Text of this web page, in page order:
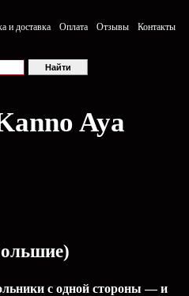
и доставка Оплата Отзывы
Контакты
Aya
с одной стороны — и